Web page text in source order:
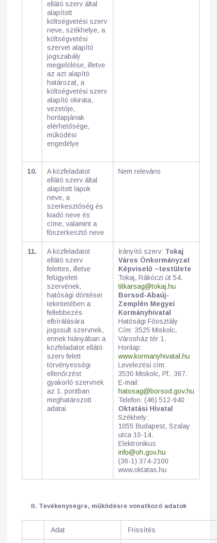
ellátó szerv által
alapított
költségvetési szerv
neve, székhelye, a
költségvetési
szervet alapító
jogszabály
megjelölése, illetve
az azt alapító
határozat, a
költségvetési szerv
alapító okirata,
vezetője,
honlapjának
elérhetősége,
működési
engedélye
10.
A közfeladatot
ellátó szerv által
alapított lapok
neve, a
szerkesztőség és
kiadó neve és
címe, valamint a
főszerkesztő neve
Nem releváns
11.
A közfeladatot
ellátó szerv
felettes, illetve
felügyeleti
szervének,
hatósági döntései
tekintetében a
fellebbezés
elbírálására
jogosult szervnek,
ennek hiányában a
közfeladatot ellátó
szerv felett
törvényességi
ellenőrzést
gyakorló szervnek
az 1. pontban
meghatározott
adatai
Irányító szerv: Tokaj
Város Önkormányzat
Képviselő –testülete
Tokaj, Rákóczi út 54.
titkarsag@tokaj.hu
Borsod-Abaúj-
Zemplén Megyei
Kormányhivatal
Hatósági Főosztály
Cím: 3525 Miskolc,
Városház tér 1.
Honlap:
www.kormanyhivatal.hu
Levelezési cím:
3530 Miskolc, Pf.: 367.
E-mail:
hatosag@borsod.gov.hu
Telefon: (46) 512-940
Oktatási Hivatal
Székhely:
1055 Budapest, Szalay
utca 10-14.
Elektronikus
info@oh.gov.hu
(36-1) 374-2100
www.oktatas.hu
II. Tevékenységre, működésre vonatkozó adatok
Adat Frissítés